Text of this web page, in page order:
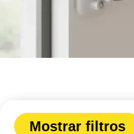
Mostrar filtros